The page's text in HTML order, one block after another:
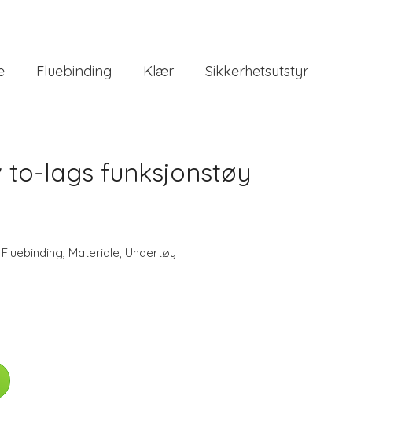
Fluebinding Klær Sikkerhetsutstyr
to-lags funksjonstøy
Fluebinding, Materiale, Undertøy